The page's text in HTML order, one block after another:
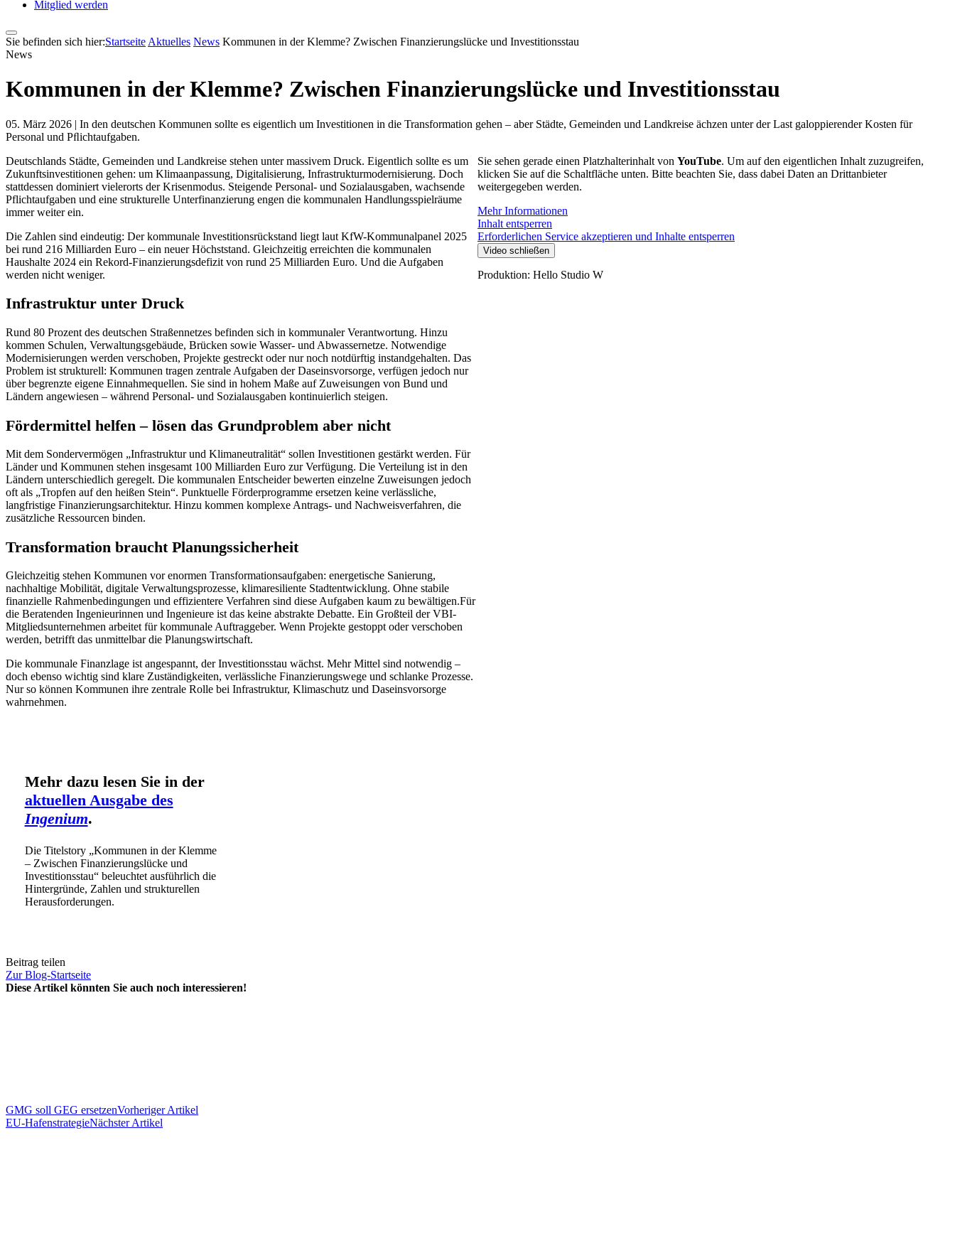
Mitglied werden
Sie befinden sich hier:Startseite Aktuelles News Kommunen in der Klemme? Zwischen Finanzierungslücke und Investitionsstau
News
Kommunen in der Klemme? Zwischen Finanzierungslücke und Investitionsstau
05. März 2026 | In den deutschen Kommunen sollte es eigentlich um Investitionen in die Transformation gehen – aber Städte, Gemeinden und Landkreise ächzen unter der Last galoppierender Kosten für
Personal und Pﬂichtaufgaben.
Deutschlands Städte, Gemeinden und Landkreise stehen unter massivem Druck. Eigentlich sollte es um
Zukunftsinvestitionen gehen: um Klimaanpassung, Digitalisierung, Infrastrukturmodernisierung. Doch
stattdessen dominiert vielerorts der Krisenmodus. Steigende Personal- und Sozialausgaben, wachsende
Pflichtaufgaben und eine strukturelle Unterfinanzierung engen die kommunalen Handlungsspielräume
immer weiter ein.
Die Zahlen sind eindeutig: Der kommunale Investitionsrückstand liegt laut KfW-Kommunalpanel 2025
bei rund 216 Milliarden Euro – ein neuer Höchststand. Gleichzeitig erreichten die kommunalen
Haushalte 2024 ein Rekord-Finanzierungsdefizit von rund 25 Milliarden Euro. Und die Aufgaben
werden nicht weniger.
Infrastruktur unter Druck
Rund 80 Prozent des deutschen Straßennetzes befinden sich in kommunaler Verantwortung. Hinzu
kommen Schulen, Verwaltungsgebäude, Brücken sowie Wasser- und Abwassernetze. Notwendige
Modernisierungen werden verschoben, Projekte gestreckt oder nur noch notdürftig instandgehalten. Das
Problem ist strukturell: Kommunen tragen zentrale Aufgaben der Daseinsvorsorge, verfügen jedoch nur
über begrenzte eigene Einnahmequellen. Sie sind in hohem Maße auf Zuweisungen von Bund und
Ländern angewiesen – während Personal- und Sozialausgaben kontinuierlich steigen.
Fördermittel helfen – lösen das Grundproblem aber nicht
Mit dem Sondervermögen „Infrastruktur und Klimaneutralität“ sollen Investitionen gestärkt werden. Für
Länder und Kommunen stehen insgesamt 100 Milliarden Euro zur Verfügung. Die Verteilung ist in den
Ländern unterschiedlich geregelt. Die kommunalen Entscheider bewerten einzelne Zuweisungen jedoch
oft als „Tropfen auf den heißen Stein“. Punktuelle Förderprogramme ersetzen keine verlässliche,
langfristige Finanzierungsarchitektur. Hinzu kommen komplexe Antrags- und Nachweisverfahren, die
zusätzliche Ressourcen binden.
Transformation braucht Planungssicherheit
Gleichzeitig stehen Kommunen vor enormen Transformationsaufgaben: energetische Sanierung,
nachhaltige Mobilität, digitale Verwaltungsprozesse, klimaresiliente Stadtentwicklung. Ohne stabile
finanzielle Rahmenbedingungen und effizientere Verfahren sind diese Aufgaben kaum zu bewältigen.Für
die Beratenden Ingenieurinnen und Ingenieure ist das keine abstrakte Debatte. Ein Großteil der VBI-
Mitgliedsunternehmen arbeitet für kommunale Auftraggeber. Wenn Projekte gestoppt oder verschoben
werden, betrifft das unmittelbar die Planungswirtschaft.
Die kommunale Finanzlage ist angespannt, der Investitionsstau wächst. Mehr Mittel sind notwendig –
doch ebenso wichtig sind klare Zuständigkeiten, verlässliche Finanzierungswege und schlanke Prozesse.
Nur so können Kommunen ihre zentrale Rolle bei Infrastruktur, Klimaschutz und Daseinsvorsorge
wahrnehmen.
Mehr dazu lesen Sie in der
aktuellen Ausgabe des
Ingenium.
Die Titelstory „Kommunen in der Klemme
– Zwischen Finanzierungslücke und
Investitionsstau“ beleuchtet ausführlich die
Hintergründe, Zahlen und strukturellen
Herausforderungen.
Sie sehen gerade einen Platzhalterinhalt von YouTube. Um auf den eigentlichen Inhalt zuzugreifen,
klicken Sie auf die Schaltfläche unten. Bitte beachten Sie, dass dabei Daten an Drittanbieter
weitergegeben werden.
Mehr Informationen
Inhalt entsperren
Erforderlichen Service akzeptieren und Inhalte entsperren
Video schließen
Produktion: Hello Studio W
Beitrag teilen
Zur Blog-Startseite
Diese Artikel könnten Sie auch noch interessieren!
GMG soll GEG ersetzenVorheriger Artikel
EU-HafenstrategieNächster Artikel